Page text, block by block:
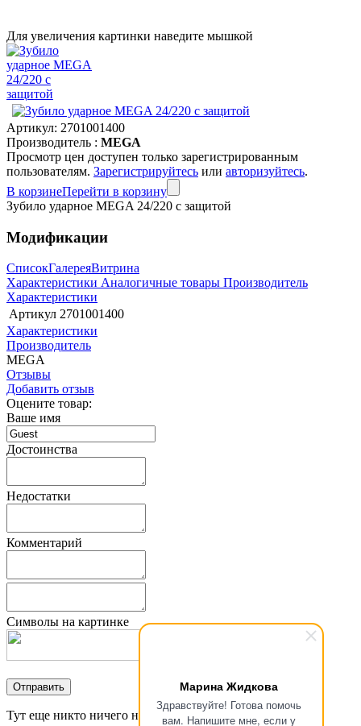
Марина Жидкова
Здравствуйте! Готова помочь
вам. Напишите мне, если у
Для увеличения картинки наведите мышкой
Артикул: 2701001400
Производитель : MEGA
Просмотр цен доступен только зарегистрированным
пользователям. Зарегистрируйтесь или авторизуйтесь.
В корзинеПерейти в корзину
Зубило ударное MEGA 24/220 с защитой
Модификации
СписокГалереяВитрина
Характеристики Аналогичные товары Производитель
Характеристики
Артикул 2701001400
Характеристики
Производитель
MEGA
Отзывы
Добавить отзыв
Оцените товар:
Ваше имя
Достоинства
Недостатки
Комментарий
Символы на картинке
Тут еще никто ничего не писал, стань первым!